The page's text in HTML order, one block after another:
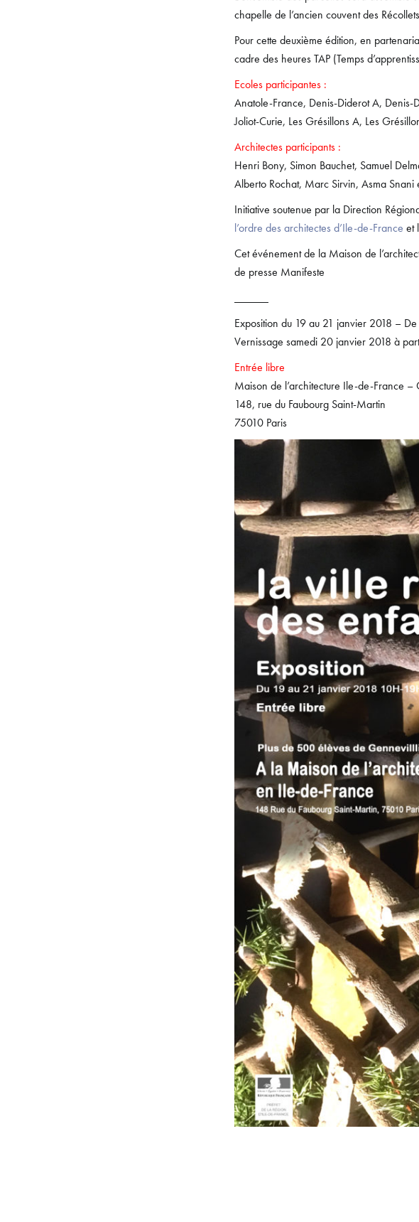
chapelle de l’ancien couvent des
Pour cette deuxième édition, en
cadre des heures TAP (Temps
Ecoles participantes :
Anatole-France, Denis-Diderot A,
Joliot-Curie, Les Grésillons A, Les
Architectes participants :
Henri Bony, Simon Bauchet, Samuel
Alberto Rochat, Marc Sirvin, Asma Snani
Initiative soutenue par la Direction
l’ordre des architectes d’Ile-de-France et
Cet événement de la Maison de
de presse Manifeste
Exposition du 19 au 21 janvier 2018 –
Vernissage samedi 20 janvier 2018 à
Entrée libre
Maison de l’architecture Ile-de-France –
148, rue du Faubourg Saint-Martin
75010 Paris